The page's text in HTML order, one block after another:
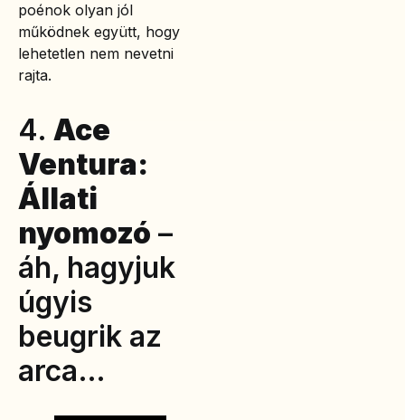
poénok olyan jól
működnek együtt, hogy
lehetetlen nem nevetni
rajta.
4. Ace
Ventura:
Állati
nyomozó –
áh, hagyjuk
úgyis
beugrik az
arca…